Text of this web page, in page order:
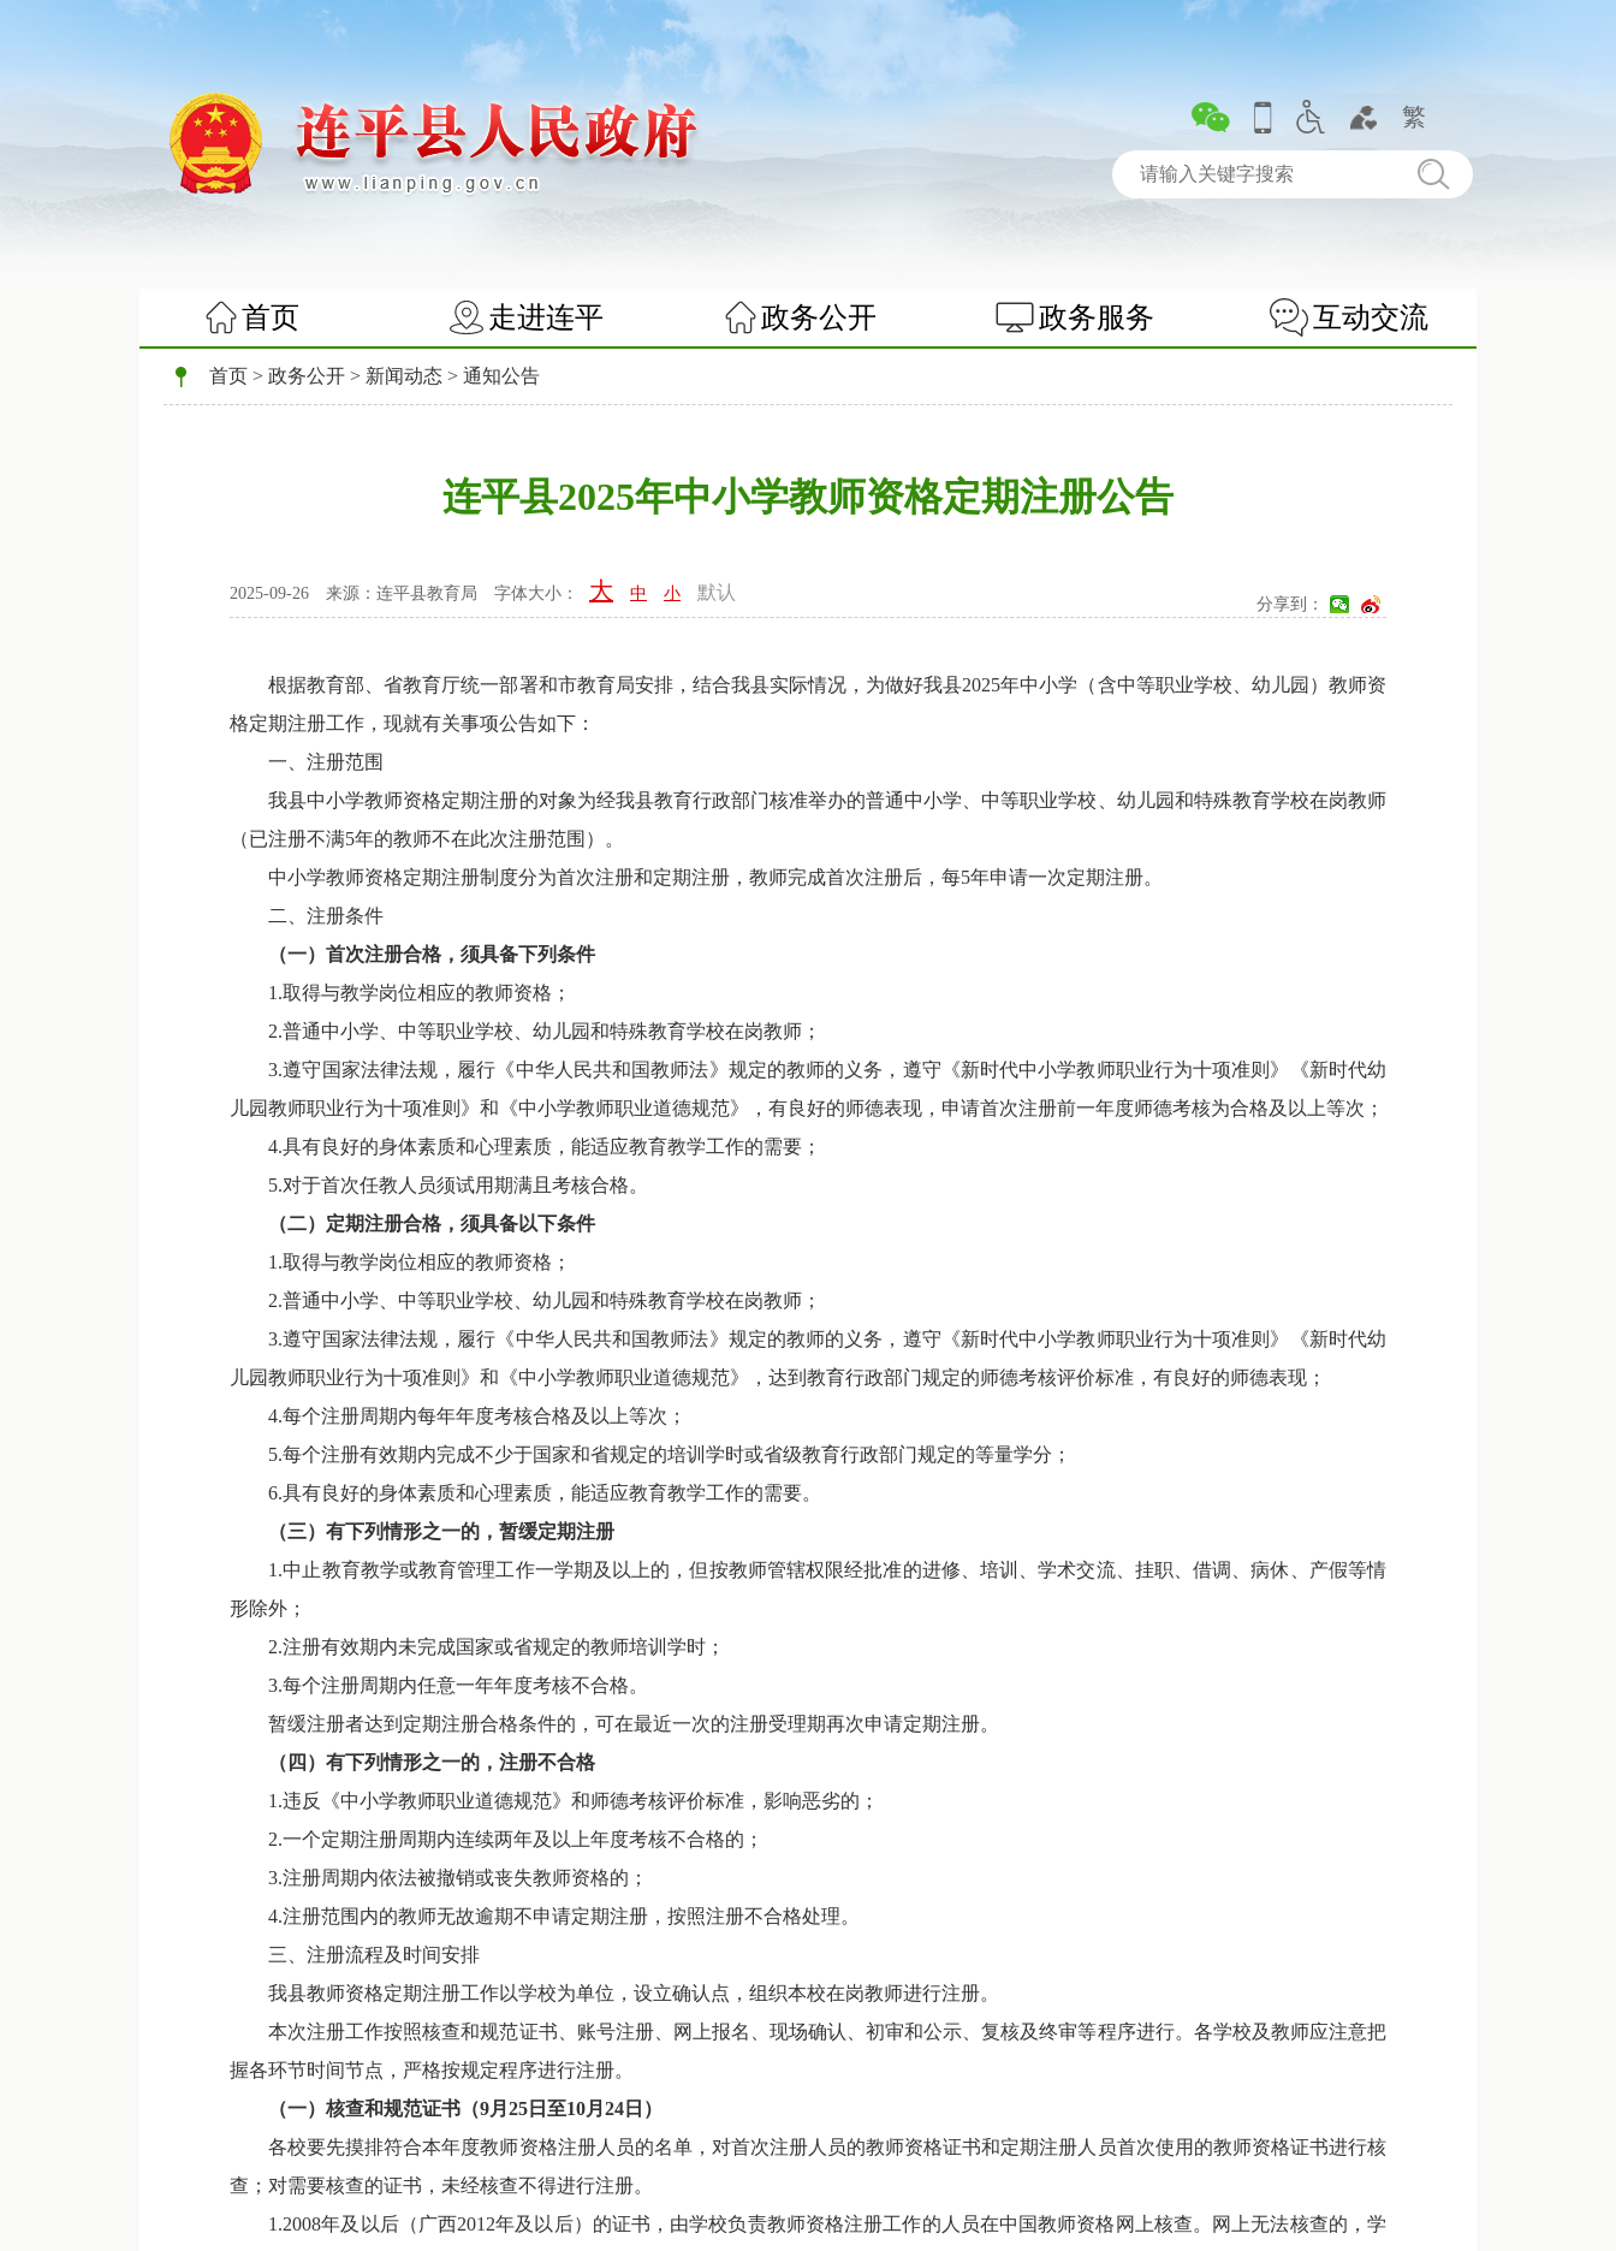
繁
首页 走进连平 政务公开 政务服务 互动交流
首页 > 政务公开 > 新闻动态 > 通知公告
连平县2025年中小学教师资格定期注册公告
2025-09-26 来源：连平县教育局 字体大小： 大 中 小 默认
分享到：
根据教育部、省教育厅统一部署和市教育局安排，结合我县实际情况，为做好我县2025年中小学（含中等职业学校、幼儿园）教师资
格定期注册工作，现就有关事项公告如下：
一、注册范围
我县中小学教师资格定期注册的对象为经我县教育行政部门核准举办的普通中小学、中等职业学校、幼儿园和特殊教育学校在岗教师
（已注册不满5年的教师不在此次注册范围）。
中小学教师资格定期注册制度分为首次注册和定期注册，教师完成首次注册后，每5年申请一次定期注册。
二、注册条件
（一）首次注册合格 ，须具备下列条件
1.取得与教学岗位相应的教师资格；
2.普通中小学、中等职业学校、幼儿园和特殊教育学校在岗教师；
3.遵守国家法律法规，履行《中华人民共和国教师法》规定的教师的义务，遵守《新时代中小学教师职业行为十项准则》《新时代幼
儿园教师职业行为十项准则》和《中小学教师职业道德规范》，有良好的师德表现，申请首次注册前一年度师德考核为合格及以上等次；
4.具有良好的身体素质和心理素质，能适应教育教学工作的需要；
5.对于首次任教人员须试用期满且考核合格。
（二） 定期注册合格，须具备以下条件
1.取得与教学岗位相应的教师资格；
2.普通中小学、中等职业学校、幼儿园和特殊教育学校在岗教师；
3.遵守国家法律法规，履行《中华人民共和国教师法》规定的教师的义务，遵守《新时代中小学教师职业行为十项准则》《新时代幼
儿园教师职业行为十项准则》和《中小学教师职业道德规范》，达到教育行政部门规定的师德考核评价标准，有良好的师德表现；
4.每个注册周期内每年年度考核合格及以上等次；
5.每个注册有效期内完成不少于国家和省规定的培训学时或省级教育行政部门规定的等量学分；
6.具有良好的身体素质和心理素质，能适应教育教学工作的需要。
（三）有下列情形之一的，暂缓定期注册
1.中止教育教学或教育管理工作一学期及以上的，但按教师管辖权限经批准的进修、培训、学术交流、挂职、借调、病休、产假等情
形除外；
2.注册有效期内未完成国家或省规定的教师培训学时；
3.每个注册周期内任意一年年度考核不合格。
暂缓注册者达到定期注册合格条件的，可在最近一次的注册受理期再次申请定期注册。
（ 四 ）有下列情形之一的，注册不合格
1.违反《中小学教师职业道德规范》和师德考核评价标准，影响恶劣的；
2.一个定期注册周期内连续两年及以上年度考核不合格的；
3.注册周期内依法被撤销或丧失教师资格的；
4.注册范围内的教师无故逾期不申请定期注册，按照注册不合格处理。
三、注册流程及时间安排
我县教师资格定期注册工作以学校为单位，设立确认点，组织本校在岗教师进行注册。
本次注册工作按照核查和规范证书、账号注册、网上报名、现场确认、初审和公示、复核及终审等程序进行。各学校及教师应注意把
握各环节时间节点，严格按规定程序进行注册。
（一） 核查和规范证书（9月 25 日至10月24日）
各校要先摸排符合本年度教师资格注册人员的名单，对首次注册人员的教师资格证书和定期注册人员首次使用的教师资格证书进行核
查；对需要核查的证书，未经核查不得进行注册。
1.2008年及以后（广西2012年及以后）的证书，由学校负责教师资格注册工作的人员在中国教师资格网上核查。网上无法核查的，学